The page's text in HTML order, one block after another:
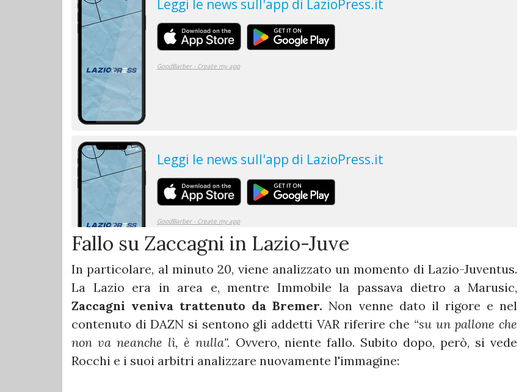
Fallo su Zaccagni in Lazio-Juve
In particolare, al minuto 20, viene analizzato un momento di Lazio-Juventus.
La Lazio era in area e, mentre Immobile la passava dietro a Marusic,
Zaccagni veniva trattenuto da Bremer. Non venne dato il rigore e nel
contenuto di DAZN si sentono gli addetti VAR riferire che “su un pallone che
non va neanche lì, è nulla". Ovvero, niente fallo. Subito dopo, però, si vede
Rocchi e i suoi arbitri analizzare nuovamente l'immagine: